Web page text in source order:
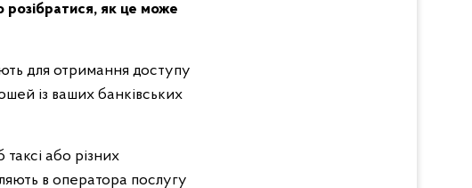
як це може
для отримання доступу
із ваших банківських
або різних
в оператора послугу